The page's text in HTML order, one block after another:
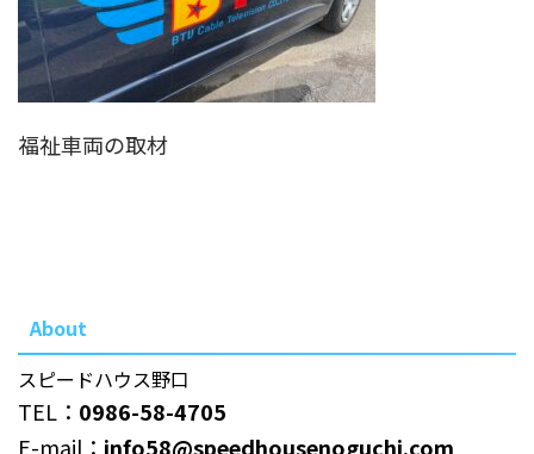
福祉車両の取材
About
スピードハウス野口
TEL： 0986-58-4705
E-mail： info58@speedhousenoguchi.com